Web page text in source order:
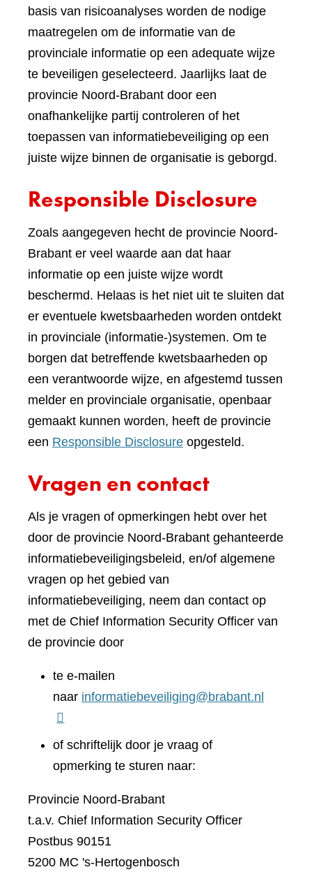
basis van risicoanalyses worden de nodige
maatregelen om de informatie van de
provinciale informatie op een adequate wijze
te beveiligen geselecteerd. Jaarlijks laat de
provincie Noord-Brabant door een
onafhankelijke partij controleren of het
toepassen van informatiebeveiliging op een
juiste wijze binnen de organisatie is geborgd.
Responsible Disclosure
Zoals aangegeven hecht de provincie Noord-
Brabant er veel waarde aan dat haar
informatie op een juiste wijze wordt
beschermd. Helaas is het niet uit te sluiten dat
er eventuele kwetsbaarheden worden ontdekt
in provinciale (informatie-)systemen. Om te
borgen dat betreffende kwetsbaarheden op
een verantwoorde wijze, en afgestemd tussen
melder en provinciale organisatie, openbaar
gemaakt kunnen worden, heeft de provincie
een Responsible Disclosure opgesteld.
Vragen en contact
Als je vragen of opmerkingen hebt over het
door de provincie Noord-Brabant gehanteerde
informatiebeveiligingsbeleid, en/of algemene
vragen op het gebied van
informatiebeveiliging, neem dan contact op
met de Chief Information Security Officer van
de provincie door
te e-mailen
naar informatiebeveiliging@brabant.nl
of schriftelijk door je vraag of
opmerking te sturen naar:
Provincie Noord-Brabant
t.a.v. Chief Information Security Officer
Postbus 90151
5200 MC 's-Hertogenbosch